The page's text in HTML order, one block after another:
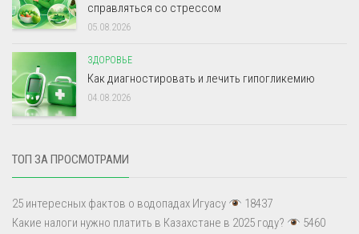
справляться со стрессом
05.08.2026
ЗДОРОВЬЕ
Как диагностировать и лечить гипогликемию
04.08.2026
ТОП ЗА ПРОСМОТРАМИ
25 интересных фактов о водопадах Игуасу
18437
Какие налоги нужно платить в Казахстане в 2025 году?
5460